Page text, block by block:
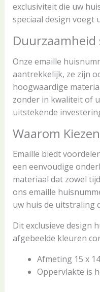
exclusiviteit die uw
speciaal design voegt
Onze emaille
aantrekkelijk, ze zijn
hoogwaardige
zonder in kwaliteit of
uitstekende
Waarom
Emaille biedt
een eenvoudige
materiaal dat zowel
ons emaille
uw huis de uitstraling
Dit exclusieve design
afgebeelde kleuren
Afmeting 15 x
Oppervlakte is